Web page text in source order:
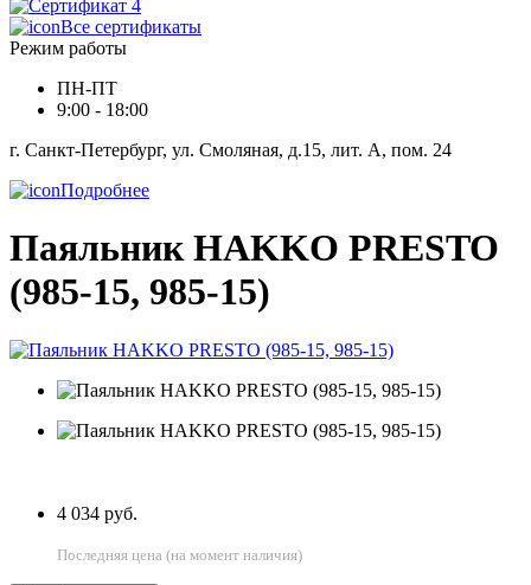
Все сертификаты
Режим работы
ПН-ПТ
9:00 - 18:00
г. Санкт-Петербург, ул. Смоляная, д.15, лит. А, пом. 24
Подробнее
Паяльник HAKKO PRESTO
(985-15, 985-15)
4 034 руб.
Последняя цена (на момент наличия)